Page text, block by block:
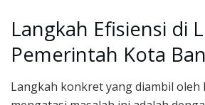
Langkah Efisiensi di
Pemerintah Kota
Langkah konkret yang diambil oleh